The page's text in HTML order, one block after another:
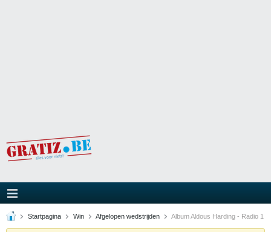
Startpagina Win Afgelopen wedstrijden Album Aldous Harding - Radio 1